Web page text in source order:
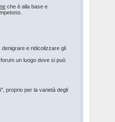
che è alla base e
e ridicolizzare gli
un luogo dove si può
proprio per la varietà degli